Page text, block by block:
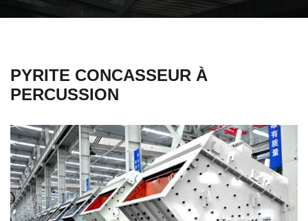
PYRITE CONCASSEUR À
PERCUSSION